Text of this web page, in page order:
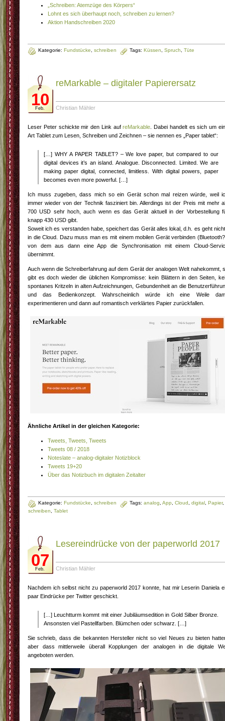
„Schreiben: Atemzüge des Körpers“
Lohnt es sich überhaupt noch, schreiben zu lernen?
Aktion Handschreiben 2020
Kategorie: Fundstücke schreiben Tags: Küssen Spruch Tüte
10
Feb.
reMarkable – digitaler Papierersatz
Christian Mähler
Leser Peter schickte mir den Link aufreMarkable . Dabei handelt es sich um
Art Tablet zum Lesen, Schreiben und Zeichnen – sie nennen es „Paper tablet“:
[…] WHY A PAPER TABLET? – We love paper, but compared to our
digital devices it’s an island. Analogue. Disconnected. Limited. We are
making paper digital, connected, limitless. With digital powers, paper
becomes even more powerful. […]
Ich muss zugeben, dass mich so ein Gerät schon mal reizen würde, weil
immer wieder von der Technik fasziniert bin. Allerdings ist der Preis mit mehr
700 USD sehr hoch, auch wenn es das Gerät aktuell in der Vorbestellung
knapp 430 USD gibt.
Soweit ich es verstanden habe, speichert das Gerät alles lokal, d.h. es geht
in die Cloud. Dazu muss man es mit einem mobilen Gerät verbinden
von dem aus dann eine App die Synchronisation mit einem Cloud-
übernimmt.
Auch wenn die Schreiberfahrung auf dem Gerät der analogen Welt nahekommt,
gibt es doch wieder die üblichen Kompromisse: kein Blättern in den Seiten,
spontanes Kritzeln in alten Aufzeichnungen, Gebundenheit an die
und das Bedienkonzept. Wahrscheinlich würde ich eine Weile
experimentieren und dann auf romantisch verklärtes Papier zurückfallen.
Ähnliche Artikel in der gleichen Kategorie:
Tweets, Tweets, Tweets
Tweets 08 / 2018
Noteslate – analog-digitaler Notizblock
Tweets 19+20
Über das Notizbuch im digitalen Zeitalter
Kategorie: Fundstücke schreiben Tags: analog App Cloud digital Papier,
schreiben
Tablet
07
Feb.
Lesereindrücke von der paperworld 2017
Christian Mähler
Nachdem ich selbst nicht zu paperworld 2017 konnte, hat mir Leserin Daniela
paar Eindrücke per Twitter geschickt.
[…] Leuchtturm kommt mit einer Jubiläumsedition in Gold Silber Bronze.
Ansonsten viel Pastellfarben. Blümchen oder schwarz. […]
Sie schrieb, dass die bekannten Hersteller nicht so viel Neues zu bieten
aber dass mittlerweile überall Kopplungen der analogen in die digitale
angeboten werden.